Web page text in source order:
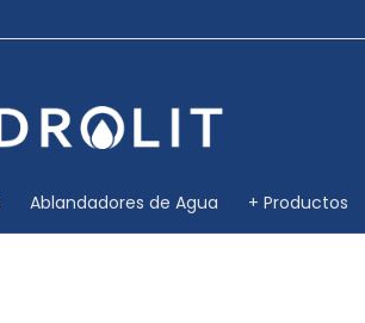
Ablandadores de Agua + Productos